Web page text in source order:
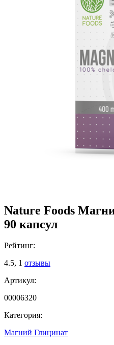
Nature Foods
90 капсул
Рейтинг:
4.5, 1 отзывы
Артикул:
00006320
Категория:
Магний Глицинат